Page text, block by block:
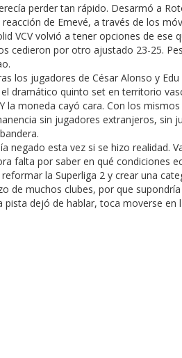
perder tan rápido. Desarmó a
de Emevé, a través de los
VCV volvió a tener opciones de
cedieron por otro ajustado 23-25.
los jugadores de César Alonso y
dramático quinto set en territorio
la moneda cayó cara. Con los
sin jugadores extranjeros,
negado esta vez si se hizo realidad.
falta por saber en qué condiciones
la Superliga 2 y crear una
de muchos clubes, por que
pista dejó de hablar, toca moverse